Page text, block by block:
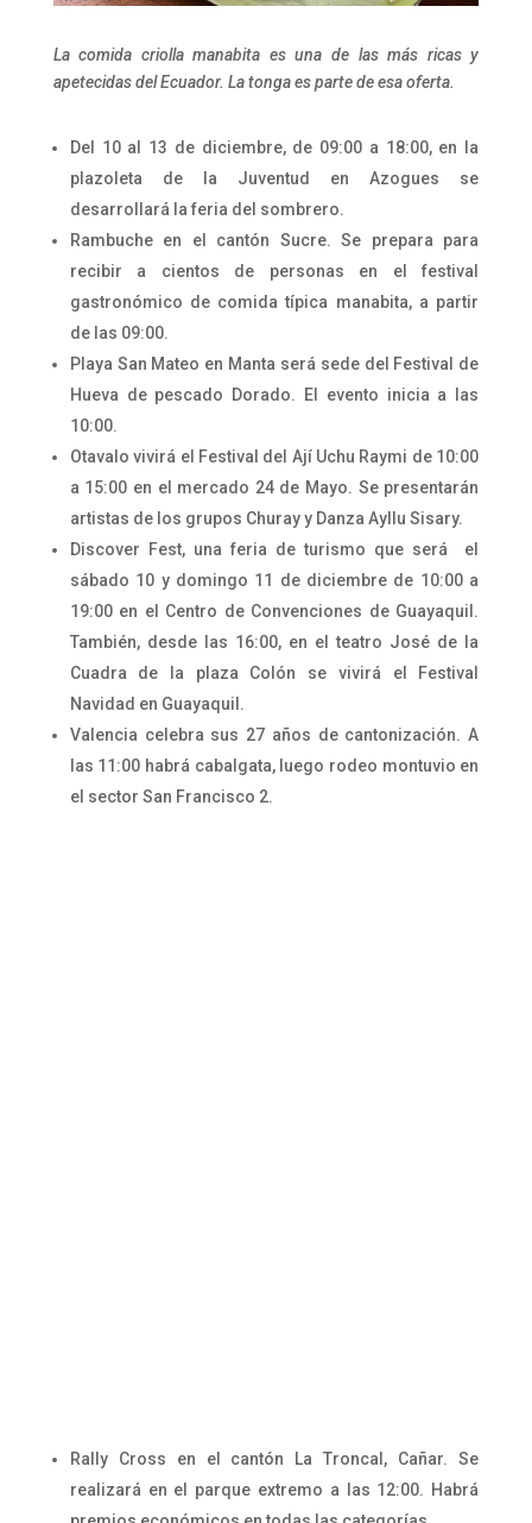
La comida criolla manabita es una de las más ricas y
apetecidas del Ecuador. La tonga es parte de esa oferta.
Del 10 al 13 de diciembre, de 09:00 a 18:00, en la
plazoleta de la Juventud en Azogues se
desarrollará la feria del sombrero.
Rambuche en el cantón Sucre. Se prepara para
recibir a cientos de personas en el festival
gastronómico de comida típica manabita, a partir
de las 09:00.
Playa San Mateo en Manta será sede del Festival de
Hueva de pescado Dorado. El evento inicia a las
10:00.
Otavalo vivirá el Festival del Ají Uchu Raymi de 10:00
a 15:00 en el mercado 24 de Mayo. Se presentarán
artistas de los grupos Churay y Danza Ayllu Sisary.
Discover Fest, una feria de turismo que será el
sábado 10 y domingo 11 de diciembre de 10:00 a
19:00 en el Centro de Convenciones de Guayaquil.
También, desde las 16:00, en el teatro José de la
Cuadra de la plaza Colón se vivirá el Festival
Navidad en Guayaquil.
Valencia celebra sus 27 años de cantonización. A
las 11:00 habrá cabalgata, luego rodeo montuvio en
el sector San Francisco 2.
Rally Cross en el cantón La Troncal, Cañar. Se
realizará en el parque extremo a las 12:00. Habrá